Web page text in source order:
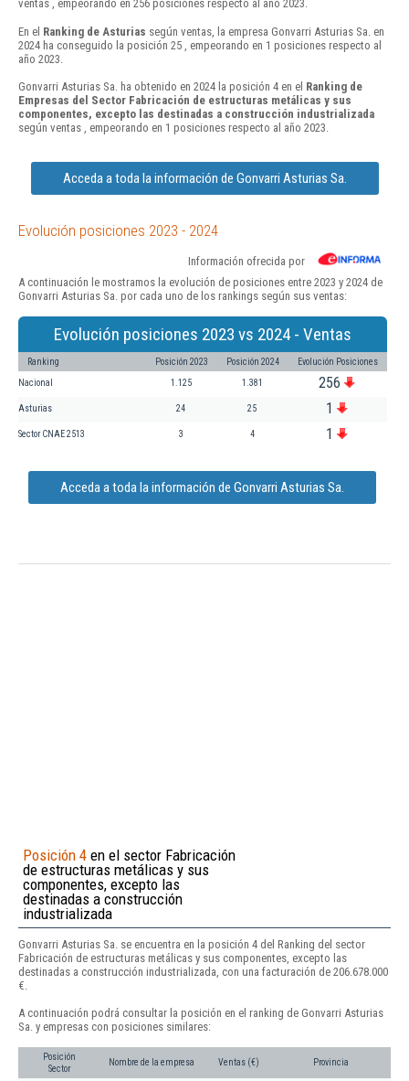
ventas , empeorando en 256 posiciones respecto al año 2023.
En el Ranking de Asturias según ventas, la empresa Gonvarri Asturias Sa. en
2024 ha conseguido la posición 25 , empeorando en 1 posiciones respecto al
año 2023.
Gonvarri Asturias Sa. ha obtenido en 2024 la posición 4 en el Ranking de
Empresas del Sector Fabricación de estructuras metálicas y sus
componentes, excepto las destinadas a construcción industrializada
según ventas , empeorando en 1 posiciones respecto al año 2023.
Acceda a toda la información de Gonvarri Asturias Sa.
Evolución posiciones 2023 - 2024
Información ofrecida por
A continuación le mostramos la evolución de posiciones entre 2023 y 2024 de
Gonvarri Asturias Sa. por cada uno de los rankings según sus ventas:
Evolución posiciones 2023 vs 2024 - Ventas
Ranking Posición 2023 Posición 2024 Evolución Posiciones
Nacional 1.125 1.381 256
Asturias 24 25 1
Sector CNAE 2513 3 4 1
Acceda a toda la información de Gonvarri Asturias Sa.
Posición 4 en el sector Fabricación
de estructuras metálicas y sus
componentes, excepto las
destinadas a construcción
industrializada
Gonvarri Asturias Sa. se encuentra en la posición 4 del Ranking del sector
Fabricación de estructuras metálicas y sus componentes, excepto las
destinadas a construcción industrializada, con una facturación de 206.678.000
€.
A continuación podrá consultar la posición en el ranking de Gonvarri Asturias
Sa. y empresas con posiciones similares:
Posición
Sector
Nombre de la empresa Ventas (€) Provincia